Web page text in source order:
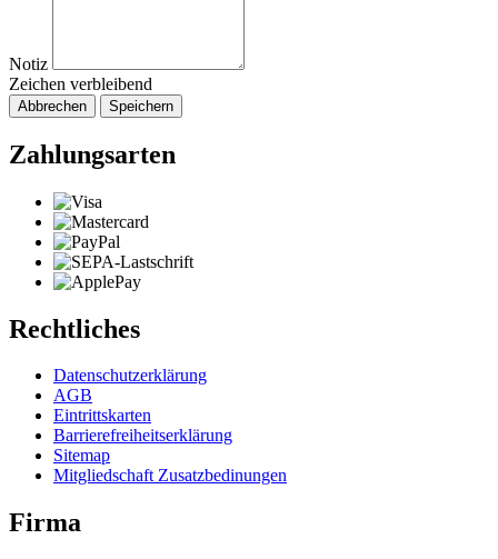
Notiz
Zeichen verbleibend
Abbrechen Speichern
Zahlungsarten
Rechtliches
Datenschutzerklärung
AGB
Eintrittskarten
Barrierefreiheitserklärung
Sitemap
Mitgliedschaft Zusatzbedinungen
Firma